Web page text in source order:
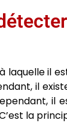
à laquelle il
il
il
la